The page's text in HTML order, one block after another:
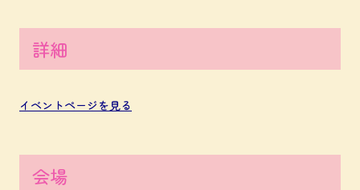
詳細
イベントページを見る
会場